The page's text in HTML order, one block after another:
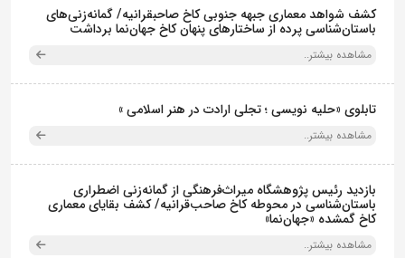
کشف شواهد معماری جبهه جنوبی کاخ صاحبقرانیه/ گمانه‌زنی‌های
باستان‌شناسی پرده از ساختارهای پنهان کاخ جهان‌نما برداشت
مشاهده بیشتر..
تابلوی «حلیه نویسی ؛ تجلی ارادت در هنر اسلامی »
مشاهده بیشتر..
بازدید رئیس پژوهشگاه میراث‌فرهنگی از گمانه‌زنی اضطراری
باستان‌شناسی در محوطه کاخ صاحب‌قرانیه/ کشف بقایای معماری
کاخ گمشده «جهان‌نما»
مشاهده بیشتر..